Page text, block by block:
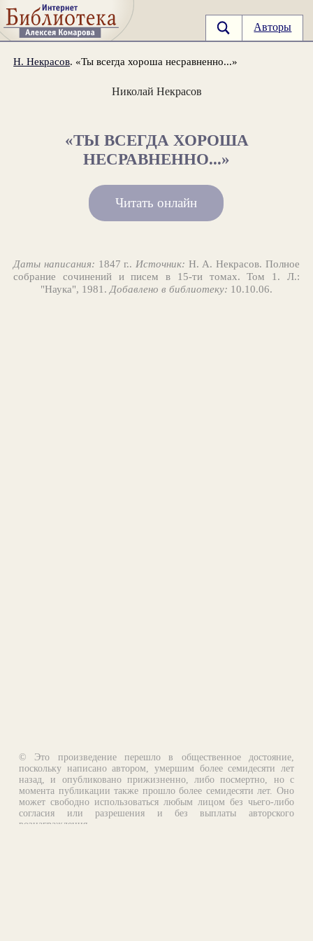
Авторы
Н. Некрасов. «Ты всегда хороша несравненно...»
Николай Некрасов
«ТЫ ВСЕГДА ХОРОША
НЕСРАВНЕННО...»
Читать онлайн
Даты написания: 1847 г.. Источник: Н. А. Некрасов. Полное
собрание сочинений и писем в 15-ти томах. Том 1. Л.:
"Наука", 1981.Добавлено в библиотеку: 10.10.06.
© Это произведение перешло в общественное достояние,
поскольку написано автором, умершим более семидесяти лет
назад, и опубликовано прижизненно, либо посмертно, но с
момента публикации также прошло более семидесяти лет. Оно
может свободно использоваться любым лицом без чьего-либо
согласия или разрешения и без выплаты авторского
вознаграждения.